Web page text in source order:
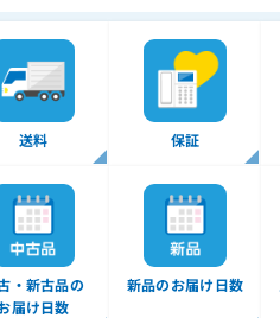
送料 保証
・新古品の
届け日数
新品のお届け日数